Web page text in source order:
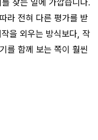
찾는 일에 가깝습니다.
라 전혀 다른 평가를 받
을 외우는 방식보다, 작
를 함께 보는 쪽이 훨씬